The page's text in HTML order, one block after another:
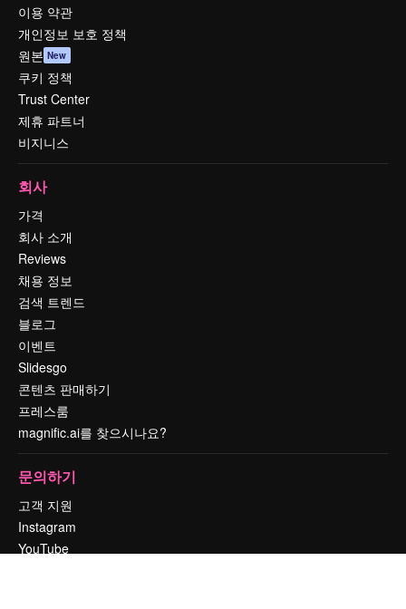
이용 약관
개인정보 보호 정책
원본 New
쿠키 정책
Trust Center
제휴 파트너
비지니스
회사
가격
회사 소개
Reviews
채용 정보
검색 트렌드
블로그
이벤트
Slidesgo
콘텐츠 판매하기
프레스룸
magnific.ai를 찾으시나요?
문의하기
고객 지원
Instagram
YouTube